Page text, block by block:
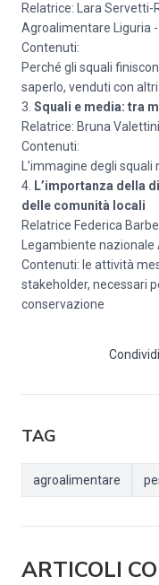
Relatrice: Lara Servetti-
Agroalimentare Liguria -
Contenuti:
Perché gli squali
saperlo, venduti con
3. Squali e media: tra
Relatrice: Bruna
Contenuti:
L’immagine degli
4. L’importanza della
delle comunità locali
Relatrice Federica
Legambiente nazionale
Contenuti: le attività
stakeholder, necessari
conservazione
TAG
agroalimentare
ARTICOLI